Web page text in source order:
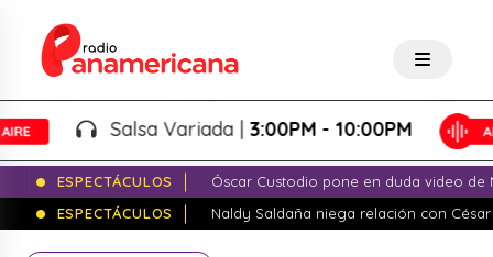
Salsa Variada |3:00PM - 10:00PM
ESPECTÁCULOS
Óscar Custodio pone en duda video de
ESPECTÁCULOS
Naldy Saldaña niega relación con